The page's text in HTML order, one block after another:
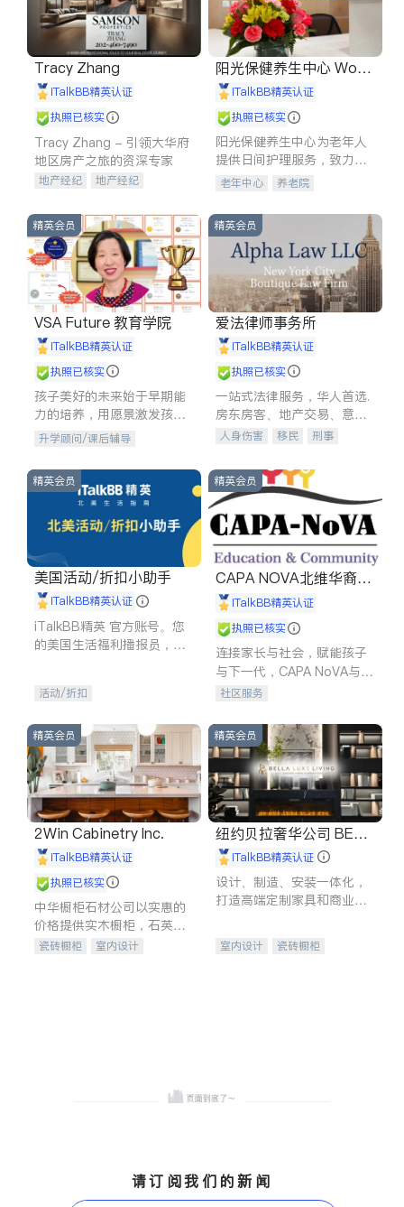
Tracy Zhang
iTalkBB精英认证
执照已核实
Tracy Zhang - 引领大华府
地区房产之旅的资深专家
地产经纪
地产经纪
商铺租售
开发商建商
阳光保健养生中心 World
shine
iTalkBB精英认证
执照已核实
阳光保健养生中心为老年人
提供日间护理服务，致力于
通过持续的护理创新来有效
老年中心 养老院
精英会员
VSA Future 教育学院
iTalkBB精英认证
执照已核实
孩子美好的未来始于早期能
力的培养，用愿景激发孩子
的学习潜力和动力。理念：
拥有成长型心态是成功的基
石。
升学顾问/课后辅导
精英会员
爱法律师事务所
iTalkBB精英认证
执照已核实
一站式法律服务，华人首选.
房东房客、地产交易、意外
伤害、车祸重伤、商业诉
建筑合同、刑事案件全包办
人身伤害 移民
刑事
信托/遗嘱
商业
索赔
律师-其它 保释
精英会员
美国活动/折扣小助手
iTalkBB精英认证
iTalkBB精英 官方账号。您
的美国生活福利播报员，精
专属福利。
活动/折扣
精英会员
CAPA NOVA北维华裔家
长会iTalkBB精英认证
执照已核实
连接家长与社会，赋能孩子
与下一代，CAPA NoVA与您
携手建设包容、公平、充满
社区服务
精英会员
2Win Cabinetry Inc.
iTalkBB精英认证
执照已核实
中华橱柜石材公司以实惠的
价格提供实木橱柜，石英石
台面，多种优质不锈钢水
瓷砖橱柜
室内设计
精英会员
纽约贝拉奢华公司 BELL
A LUXE
iTalkBB精英认证
设计、制造、安装一体化，
打造高端定制家具和商业空
室内设计
瓷砖橱柜
请订阅我们的新闻